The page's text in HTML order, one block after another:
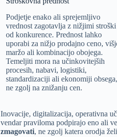
Podjetje enako ali sprejemljivo
vrednost zagotavlja z nižjimi stroški
od konkurence. Prednost lahko
uporabi za nižjo prodajno ceno,
maržo ali kombinacijo obojega.
Temeljiti mora na učinkovitejših
procesih, nabavi, logistiki,
standardizaciji ali ekonomiji obsega,
ne zgolj na znižanju cen.
Inovacije, digitalizacija, operativna
vendar praviloma podpirajo eno ali
zmagovati, ne zgolj katera orodja